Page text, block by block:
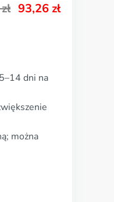
zł 93,26 zł
dni na
można